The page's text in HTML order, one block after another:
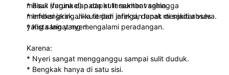
masuk vagina dan dapat tersumbat sehingga
membengkak. Jika terjadi infeksi, dapat menjadi abses
yang sangat nyeri.
* Bisul (furunkel) pada kulit sekitar vagina.
* Infeksi jaringan kulit dan jaringan lunak di sekitar vulva.
* Kista lain yang mengalami peradangan.
Karena:
* Nyeri sangat mengganggu sampai sulit duduk.
* Bengkak hanya di satu sisi.